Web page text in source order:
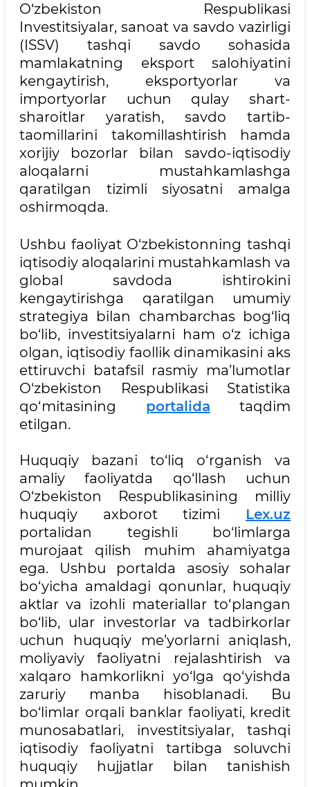
O‘zbekiston Respublikasi
Investitsiyalar, sanoat va savdo vazirligi
(ISSV) tashqi savdo sohasida
mamlakatning eksport salohiyatini
kengaytirish, eksportyorlar va
importyorlar uchun qulay shart-
sharoitlar yaratish, savdo tartib-
taomillarini takomillashtirish hamda
xorijiy bozorlar bilan savdo-iqtisodiy
aloqalarni mustahkamlashga
qaratilgan tizimli siyosatni amalga
oshirmoqda.
Ushbu faoliyat O‘zbekistonning tashqi
iqtisodiy aloqalarini mustahkamlash va
global savdoda ishtirokini
kengaytirishga qaratilgan umumiy
strategiya bilan chambarchas bog‘liq
bo‘lib, investitsiyalarni ham o‘z ichiga
olgan, iqtisodiy faollik dinamikasini aks
ettiruvchi batafsil rasmiy ma’lumotlar
O‘zbekiston Respublikasi Statistika
qo‘mitasining portalida taqdim
etilgan.
Huquqiy bazani to‘liq o‘rganish va
amaliy faoliyatda qo‘llash uchun
O‘zbekiston Respublikasining milliy
huquqiy axborot tizimi Lex.uz
portalidan tegishli bo‘limlarga
murojaat qilish muhim ahamiyatga
ega. Ushbu portalda asosiy sohalar
bo‘yicha amaldagi qonunlar, huquqiy
aktlar va izohli materiallar to‘plangan
bo‘lib, ular investorlar va tadbirkorlar
uchun huquqiy me’yorlarni aniqlash,
moliyaviy faoliyatni rejalashtirish va
xalqaro hamkorlikni yo‘lga qo‘yishda
zaruriy manba hisoblanadi. Bu
bo‘limlar orqali banklar faoliyati, kredit
munosabatlari, investitsiyalar, tashqi
iqtisodiy faoliyatni tartibga soluvchi
huquqiy hujjatlar bilan tanishish